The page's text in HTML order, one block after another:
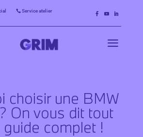
 Service atelier
a
choisir une BMW
On vous dit tout
complet !